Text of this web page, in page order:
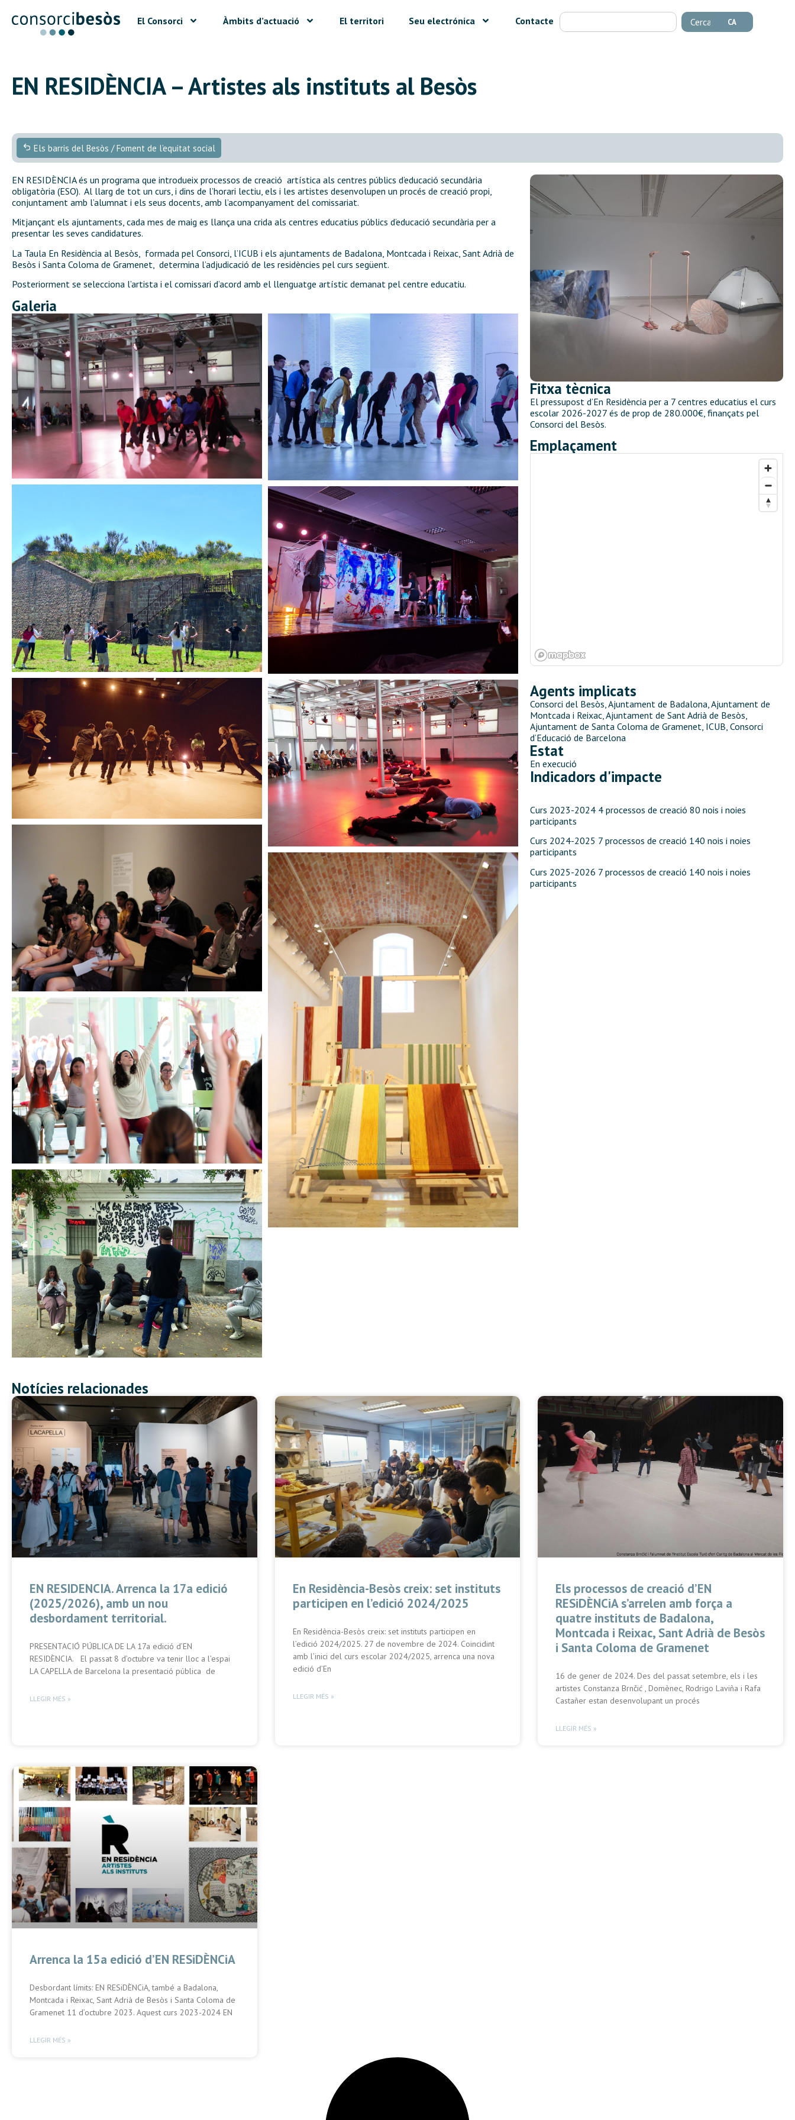
El Consorci Àmbits d’actuació El territori Seu electrónica Contacte Cerca CA
EN RESIDÈNCIA – Artistes als instituts al Besòs
Els barris del Besòs / Foment de l’equitat social
EN RESIDÈNCIA és un programa que introdueix processos de creació artística als centres públics d’educació secundària
obligatòria (ESO). Al llarg de tot un curs, i dins de l’horari lectiu, els i les artistes desenvolupen un procés de creació propi,
conjuntament amb l’alumnat i els seus docents, amb l’acompanyament del comissariat.
Mitjançant els ajuntaments, cada mes de maig es llança una crida als centres educatius públics d’educació secundària per a
presentar les seves candidatures.
La Taula En Residència al Besòs, formada pel Consorci, l’ICUB i els ajuntaments de Badalona, Montcada i Reixac, Sant Adrià de
Besòs i Santa Coloma de Gramenet, determina l’adjudicació de les residències pel curs següent.
Posteriorment se selecciona l’artista i el comissari d’acord amb el llenguatge artístic demanat pel centre educatiu.
Galeria
Fitxa tècnica
El pressupost d’En Residència per a 7 centres educatius el curs
escolar 2026-2027 és de prop de 280.000€, finançats pel
Consorci del Besòs.
Emplaçament
Agents implicats
Consorci del Besòs, Ajuntament de Badalona, Ajuntament de
Montcada i Reixac, Ajuntament de Sant Adrià de Besòs,
Ajuntament de Santa Coloma de Gramenet, ICUB, Consorci
d’Educació de Barcelona
Estat
En execució
Indicadors d'impacte
Curs 2023-2024 4 processos de creació 80 nois i noies
participants
Curs 2024-2025 7 processos de creació 140 nois i noies
participants
Curs 2025-2026 7 processos de creació 140 nois i noies
participants
Notícies relacionades
EN RESIDENCIA. Arrenca la 17a edició
(2025/2026), amb un nou
desbordament territorial.
PRESENTACIÓ PÚBLICA DE LA 17a edició d’EN
RESIDÈNCIA. El passat 8 d’octubre va tenir lloc a l’espai
LA CAPELLA de Barcelona la presentació pública de
LLEGIR MÉS »
En Residència-Besòs creix: set instituts
participen en l’edició 2024/2025
En Residència-Besòs creix: set instituts participen en
l’edició 2024/2025. 27 de novembre de 2024. Coincidint
amb l’inici del curs escolar 2024/2025, arrenca una nova
edició d’En
LLEGIR MÉS »
Els processos de creació d’EN
RESiDÈNCiA s’arrelen amb força a
quatre instituts de Badalona,
Montcada i Reixac, Sant Adrià de Besòs
i Santa Coloma de Gramenet
16 de gener de 2024. Des del passat setembre, els i les
artistes Constanza Brnčić , Domènec, Rodrigo Laviña i Rafa
Castañer estan desenvolupant un procés
LLEGIR MÉS »
Arrenca la 15a edició d’EN RESiDÈNCiA
Desbordant límits: EN RESiDÈNCiA, també a Badalona,
Montcada i Reixac, Sant Adrià de Besòs i Santa Coloma de
Gramenet 11 d’octubre 2023. Aquest curs 2023-2024 EN
LLEGIR MÉS »